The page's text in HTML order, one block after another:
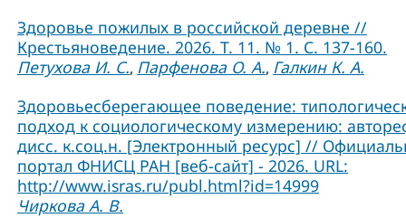
Здоровье пожилых в российской деревне //
Крестьяноведение. 2026. Т. 11. № 1. С. 137-160.
Петухова И. С., Парфенова О. А., Галкин К. А.
Здоровьесберегающее поведение:
подход к социологическому измерению:
дисс. к.соц.н. [Электронный ресурс] //
портал ФНИСЦ РАН [веб-сайт] - 2026. URL:
http://www.isras.ru/publ.html?id=14999
Чиркова А. В.